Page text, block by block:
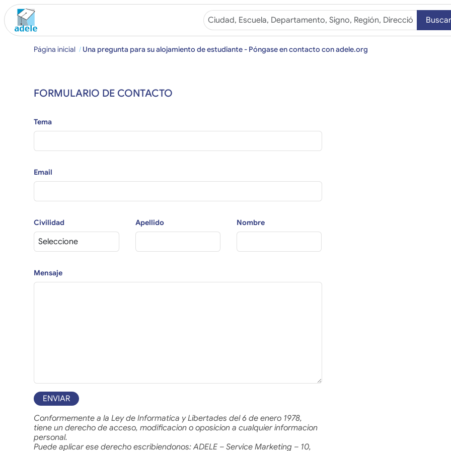
Buscar
Página inicial Una pregunta para su alojamiento de estudiante - Póngase en contacto con adele.org
FORMULARIO DE CONTACTO
Tema
Email
Civilidad Apellido Nombre
Mensaje
ENVIAR
Conformemente a la Ley de Informatica y Libertades del 6 de enero 1978,
tiene un derecho de acceso, modificacion o oposicion a cualquier informacion
personal.
Puede aplicar ese derecho escribiendonos: ADELE – Service Marketing – 10,